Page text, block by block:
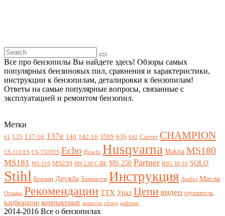
Все про бензопилы Вы найдете здесь! Обзоры самых
популярных бензиновых пил, сравнения и характеристики,
инструкции к бензопилам, деталировки к бензопилам!
Ответы на самые популярные вопросы, связанные с
эксплуатацией и ремонтом бензопил.
Метки
61 135 137-16 137e 140 142-16 350S 636 642 Carver CHAMPION
CS-310 ES CS-350TES Echo Hitachi Husqvarna Makita MS180
MS181 MS 210 MS230 MS 230 C-BE MS 250 Partner RSG 38-16 SOLO
Stihl Бензин Дружба Запчасти Инструкция Ликбез Масла
Отзывы Рекомендации ТТХ Урал Цепи видео глушитель
карбюратор компактные новости обзор рейтинг
2014-2016 Все о бензопилах